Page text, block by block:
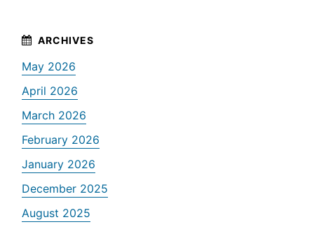
May 2026
April 2026
March 2026
February 2026
January 2026
December 2025
August 2025